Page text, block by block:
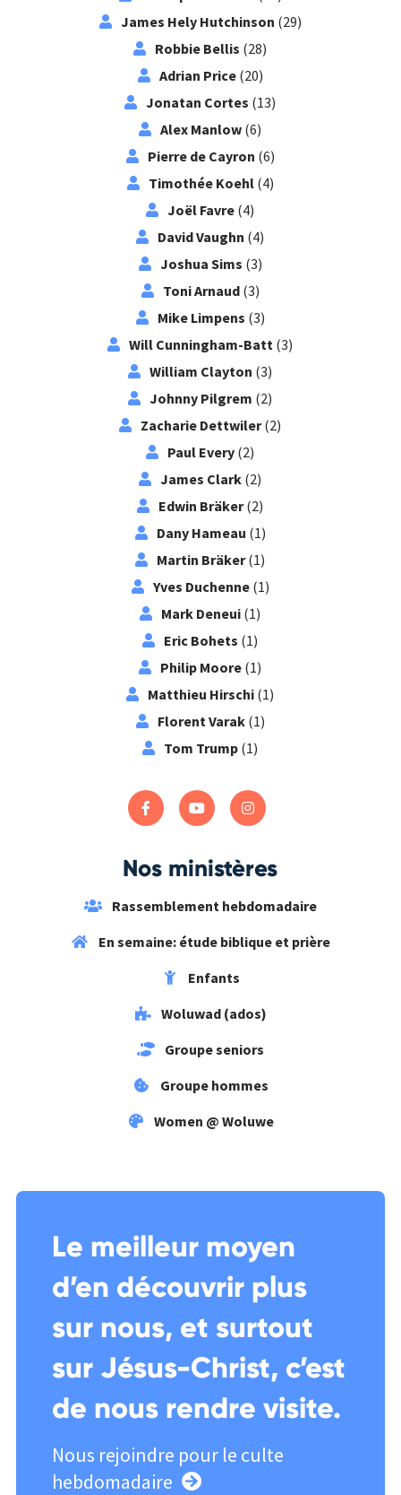
James Hely Hutchinson (29)
Robbie Bellis (28)
Adrian Price(20)
Jonatan Cortes (13)
Alex Manlow (6)
Pierre de Cayron (6)
Timothée Koehl(4)
Joël Favre (4)
David Vaughn (4)
Joshua Sims (3)
Toni Arnaud(3)
Mike Limpens (3)
Will Cunningham-Batt (3)
William Clayton (3)
Johnny Pilgrem (2)
Zacharie Dettwiler(2)
Paul Every (2)
James Clark (2)
Edwin Bräker(2)
Dany Hameau (1)
Martin Bräker(1)
Yves Duchenne(1)
Mark Deneui (1)
Eric Bohets (1)
Philip Moore (1)
Matthieu Hirschi (1)
Florent Varak(1)
Tom Trump (1)
Nos ministères
Rassemblement hebdomadaire
En semaine: étude biblique et prière
Enfants
Woluwad (ados)
Groupe seniors
Groupe hommes
Women @ Woluwe
Le meilleur moyen
d’en découvrir plus
sur nous, et surtout
sur Jésus-Christ, c’est
de nous rendre visite.
Nous rejoindre pour le culte
hebdomadaire